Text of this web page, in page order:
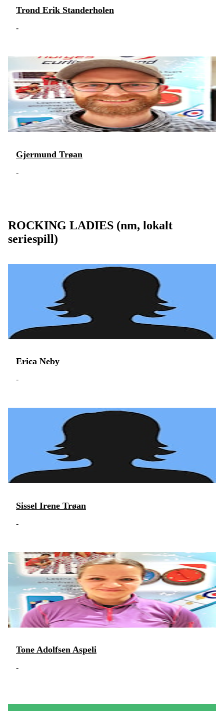
Trond Erik Standerholen
-
Gjermund Trøan
-
ROCKING LADIES (nm, lokalt
seriespill)
Erica Neby
-
Sissel Irene Trøan
-
Tone Adolfsen Aspeli
-